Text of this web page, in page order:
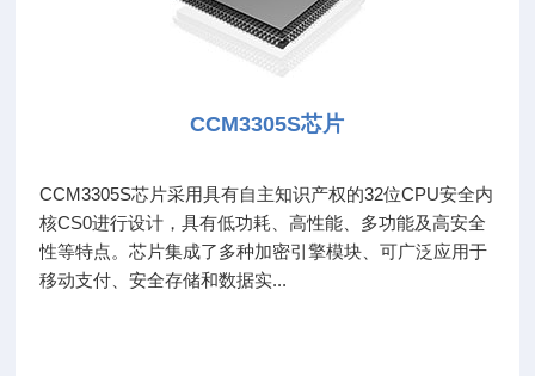
CCM3305S芯片
CCM3305S芯片采用具有自主知识产权的32位CPU安全内
核CS0进行设计，具有低功耗、高性能、多功能及高安全
性等特点。芯片集成了多种加密引擎模块、可广泛应用于
移动支付、安全存储和数据实...